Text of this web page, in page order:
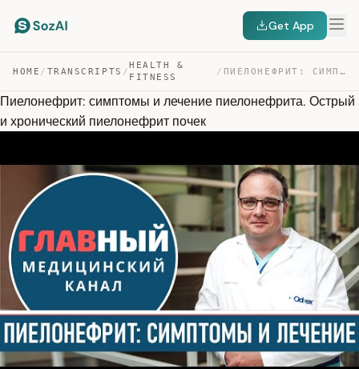
Get App
HOME / TRANSCRIPTS /
HEALTH &
FITNESS
/ ПИЕЛОНЕФРИТ: СИМПТОМЫ И ЛЕЧЕНИЕ ПИЕЛОНЕФРИТА. ОСТРЫЙ И … — TRANSCRIPT
Пиелонефрит: симптомы и лечение пиелонефрита. Острый
и хронический пиелонефрит почек